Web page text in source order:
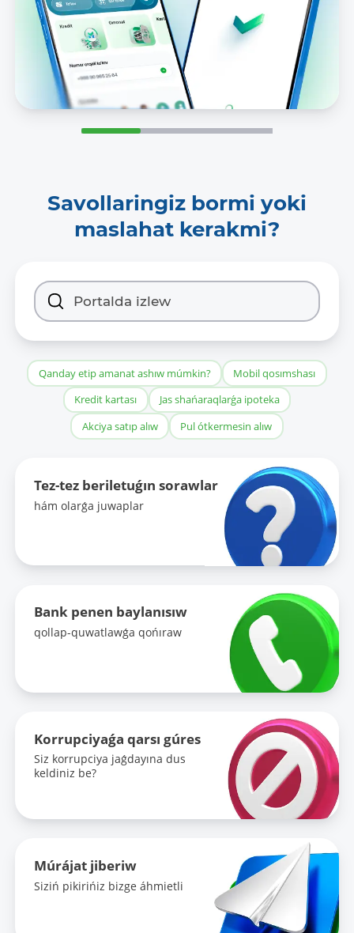
Savollaringiz bormi yoki
maslahat kerakmi?
Qanday etip amanat ashıw múmkin?
Mobil qosımshası
Kredit kartası
Jas shańaraqlarǵa ipoteka
Akciya satıp alıw
Pul ótkermesin alıw
Tez-tez beriletuǵın sorawlar
hám olarǵa juwaplar
Bank penen baylanısıw
qollap-quwatlawǵa qońıraw
Korrupciyaǵa qarsı gúres
Siz korrupciya jaǵdayına dus
keldiniz be?
Múrájat jiberiw
Siziń pikirińiz bizge áhmietli